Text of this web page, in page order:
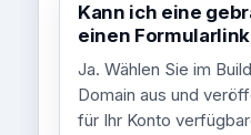
Kann ich eine
einen
Ja. Wählen Sie im
Domain aus und
für Ihr Konto